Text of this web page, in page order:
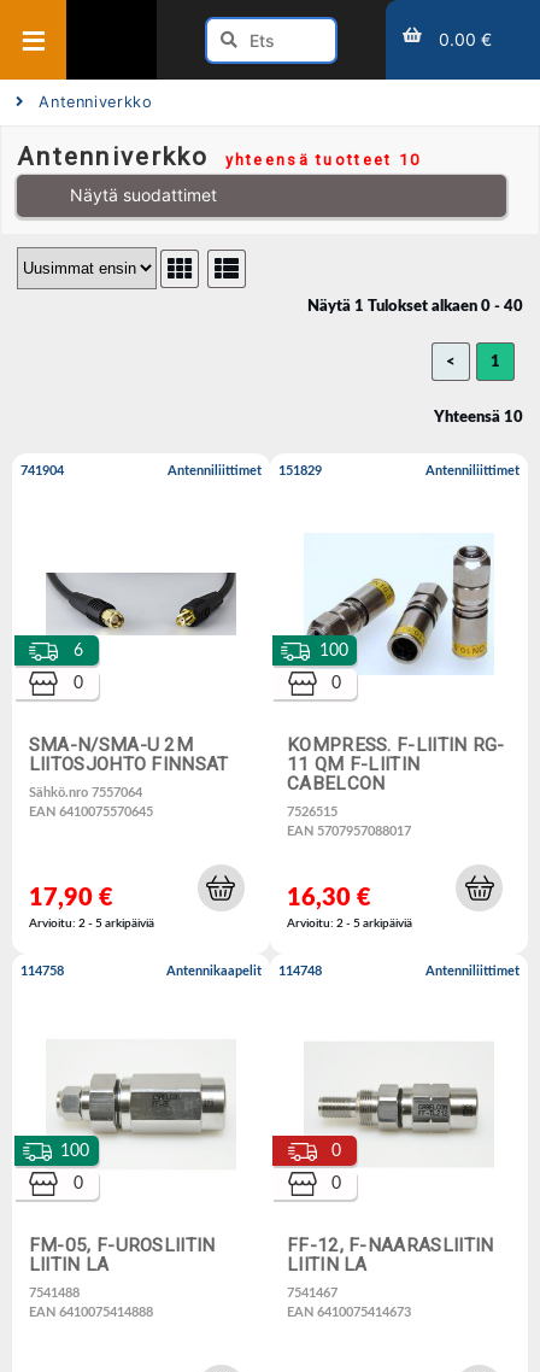
0.00 €
Antenniverkko
Antenniverkko yhteensä tuotteet 10
Näytä suodattimet
Näytä 1 Tulokset alkaen 0 - 40
< 1
Yhteensä 10
741904 Antenniliittimet
SMA-N/SMA-U 2M
LIITOSJOHTO FINNSAT
Sähkö.nro 7557064
EAN 6410075570645
6
0
17,90 €
Arvioitu: 2 - 5 arkipäiviä
151829 Antenniliittimet
KOMPRESS. F-LIITIN RG-
11 QM F-LIITIN
CABELCON
7526515
EAN 5707957088017
100
0
16,30 €
Arvioitu: 2 - 5 arkipäiviä
114758 Antennikaapelit
FM-05, F-UROSLIITIN
LIITIN LA
7541488
EAN 6410075414888
100
0
114748 Antenniliittimet
FF-12, F-NAARASLIITIN
LIITIN LA
7541467
EAN 6410075414673
0
0